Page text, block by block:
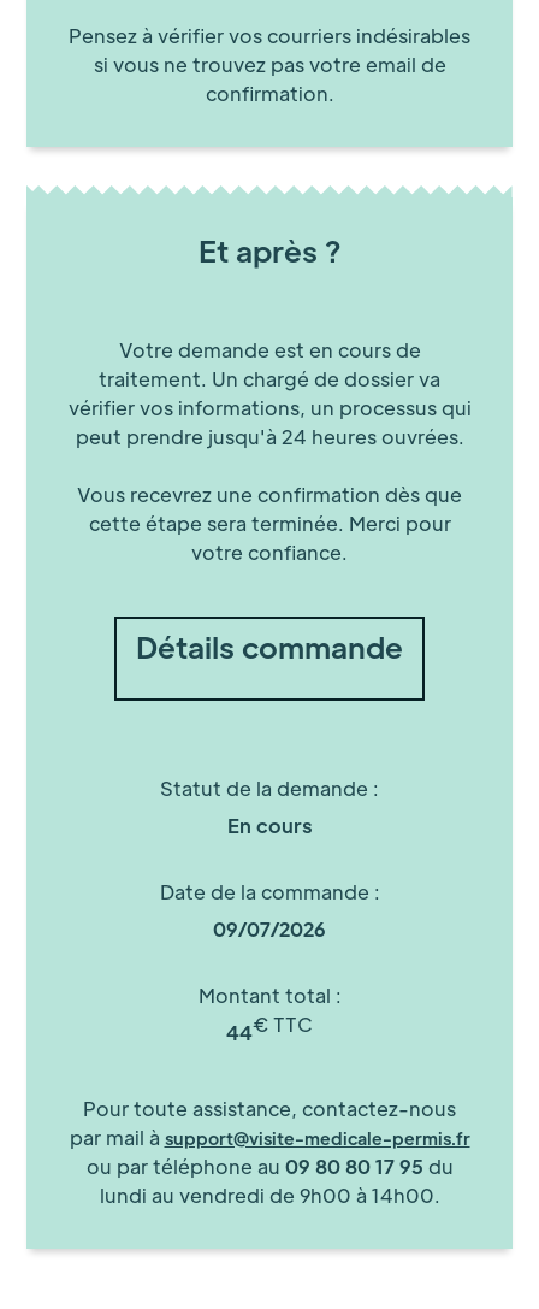
Pensez à vérifier vos courriers indésirables
si vous ne trouvez pas votre email de
confirmation.
Et après ?
Votre demande est en cours de
traitement. Un chargé de dossier va
vérifier vos informations, un processus qui
peut prendre jusqu'à 24 heures ouvrées.
Vous recevrez une confirmation dès que
cette étape sera terminée. Merci pour
votre confiance.
Détails commande
Statut de la demande :
En cours
Date de la commande :
09/07/2026
Montant total :
44€ TTC
Pour toute assistance, contactez-nous
par mail à support@visite-medicale-permis.fr
ou par téléphone au 09 80 80 17 95 du
lundi au vendredi de 9h00 à 14h00.